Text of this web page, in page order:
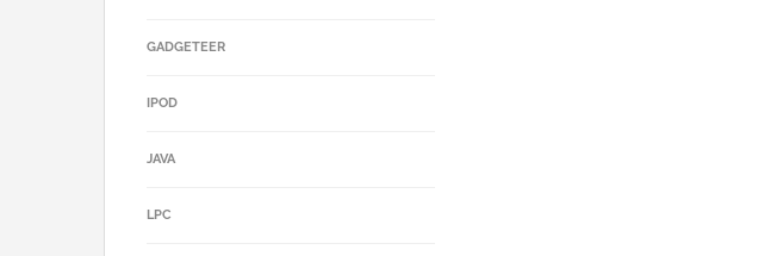
GADGETEER
IPOD
JAVA
LPC